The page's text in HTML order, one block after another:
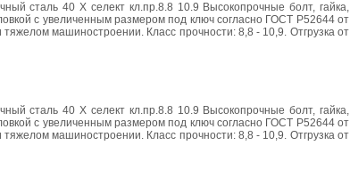
сталь 40 Х селект кл.пр.8.8 10.9 Высокопрочные болт, гайка,
с увеличенным размером под ключ согласно ГОСТ Р52644 от
машиностроении. Класс прочности: 8,8 - 10,9. Отгрузка от
сталь 40 Х селект кл.пр.8.8 10.9 Высокопрочные болт, гайка,
с увеличенным размером под ключ согласно ГОСТ Р52644 от
машиностроении. Класс прочности: 8,8 - 10,9. Отгрузка от